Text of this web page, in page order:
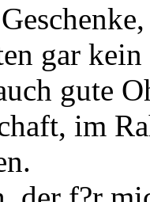
gar
gute
im